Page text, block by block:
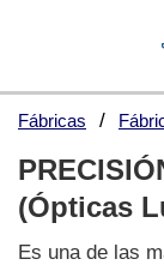
Fábricas
(Ópticas
Es una de las